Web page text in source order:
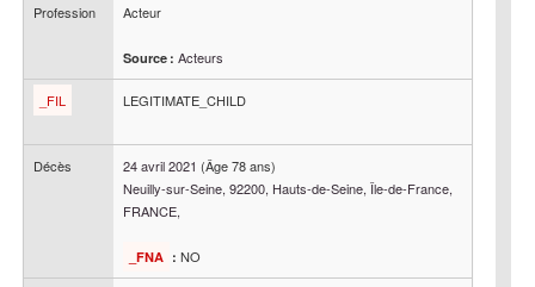
Profession Acteur
Source : Acteurs
_FIL LEGITIMATE_CHILD
Décès 24 avril 2021 (Âge 78 ans)
Neuilly-sur-Seine, 92200, Hauts-de-Seine, Île-de-France,
FRANCE,
_FNA : NO